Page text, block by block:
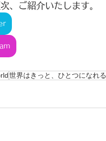
、ご紹介いたします。
世界はきっと、ひとつになれる